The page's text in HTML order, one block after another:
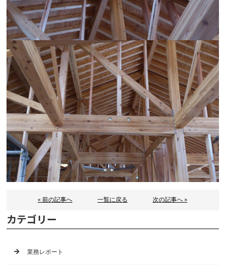
« 前の記事へ 一覧に戻る 次の記事へ »
カテゴリー
業務レポート